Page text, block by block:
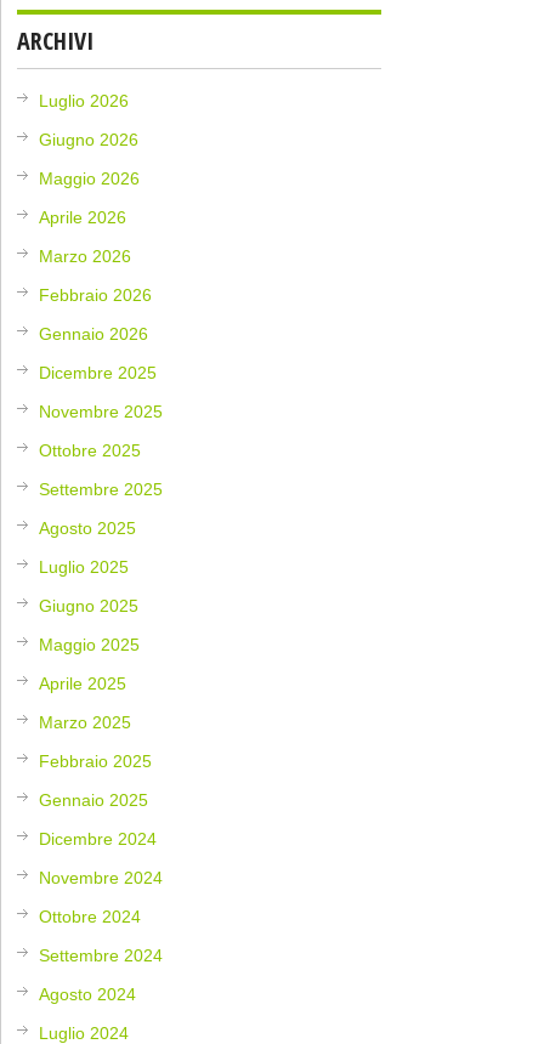
ARCHIVI
Luglio 2026
Giugno 2026
Maggio 2026
Aprile 2026
Marzo 2026
Febbraio 2026
Gennaio 2026
Dicembre 2025
Novembre 2025
Ottobre 2025
Settembre 2025
Agosto 2025
Luglio 2025
Giugno 2025
Maggio 2025
Aprile 2025
Marzo 2025
Febbraio 2025
Gennaio 2025
Dicembre 2024
Novembre 2024
Ottobre 2024
Settembre 2024
Agosto 2024
Luglio 2024